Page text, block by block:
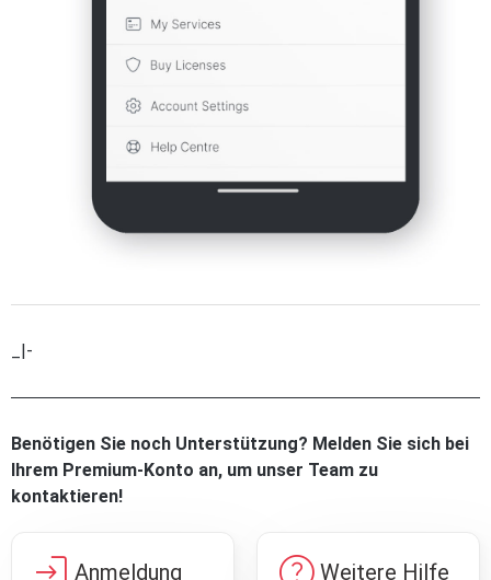
_|-
Benötigen Sie noch Unterstützung? Melden Sie sich bei
Ihrem Premium-Konto an, um unser Team zu
kontaktieren!
Anmeldung Weitere Hilfe